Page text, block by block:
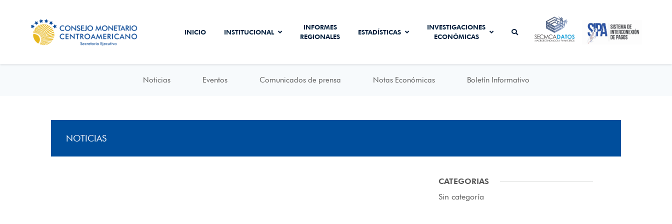
INICIO INSTITUCIONAL
INFORMES
REGIONALES
ESTADÍSTICAS
INVESTIGACIONES
ECONÓMICAS
SECMCA
DATOS
SISTEMA DE
INTERCONEXIÓN
DE PAGOS
Noticias Eventos Comunicados de prensa Notas Económicas Boletín Informativo
NOTICIAS
CATEGORIAS
Sin categoría